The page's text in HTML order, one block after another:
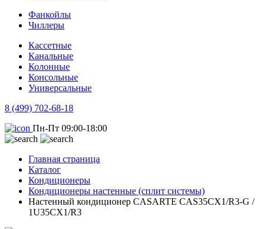
Фанкойлы
Чиллеры
Кассетные
Канальные
Колонные
Консольные
Универсальные
8 (499) 702-68-18
Пн-Пт 09:00-18:00
Главная страница
Каталог
Кондиционеры
Кондиционеры настенные (сплит системы)
Настенный кондиционер CASARTE CAS35CX1/R3-G /
1U35CX1/R3